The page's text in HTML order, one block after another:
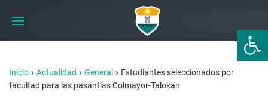
Abrir
Inicio › Actualidad › General › Estudiantes seleccionados por
facultad para las pasantías Colmayor-Talokan